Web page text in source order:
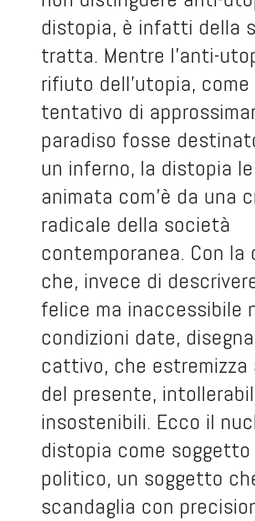
distopia, è infatti della
tratta. Mentre l’anti-
rifiuto dell’utopia, come
tentativo di
paradiso fosse
un inferno, la distopia
animata com’è da una
radicale della società
contemporanea. Con la
che, invece di
felice ma inaccessibile
condizioni date,
cattivo, che
del presente,
insostenibili. Ecco il
distopia come
politico, un soggetto
scandaglia con